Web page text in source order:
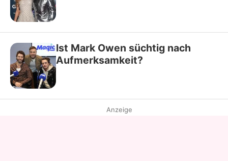
Ist Mark Owen süchtig nach
Aufmerksamkeit?
Anzeige